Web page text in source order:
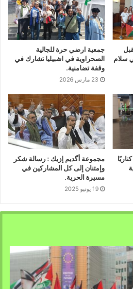
سلام
جمعية ارضي حرة للجالية
الصحراوية في اشبيليا تشارك في
وقفة تضامنية.
23 مارس 2026
مجموعة أگديم إزيك : رسالة شكر
وإمتنان إلى كل المشاركين في
مسيرة الحرية.
19 يونيو 2025